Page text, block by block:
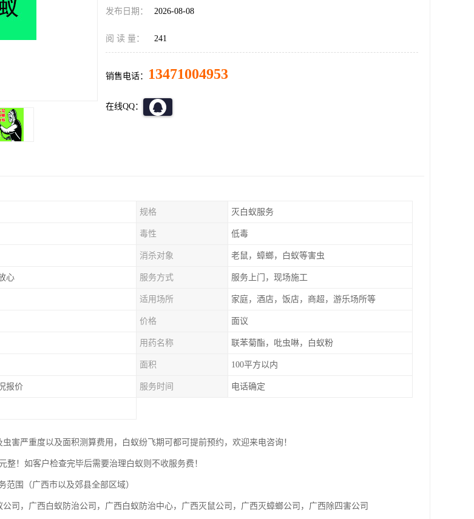
发布日期： 2026-08-08
阅 读 量： 241
销售电话： 13471004953
在线QQ：
规格 灭白蚁服务
毒性 低毒
消杀对象 老鼠，蟑螂，白蚁等害虫
心 服务方式 服务上门，现场施工
适用场所 家庭，酒店，饭店，商超，游乐场所等
价格 面议
用药名称 联苯菊酯，吡虫啉，白蚁粉
面积 100平方以内
报价 服务时间 电话确定
害严重度以及面积测算费用，白蚁纷飞期可都可提前预约，欢迎来电咨询！
整！如客户检查完毕后需要治理白蚁则不收服务费！
（广西市以及郊县全部区域）
司，广西白蚁防治公司，广西白蚁防治中心，广西灭鼠公司，广西灭蟑螂公司，广西除四害公司